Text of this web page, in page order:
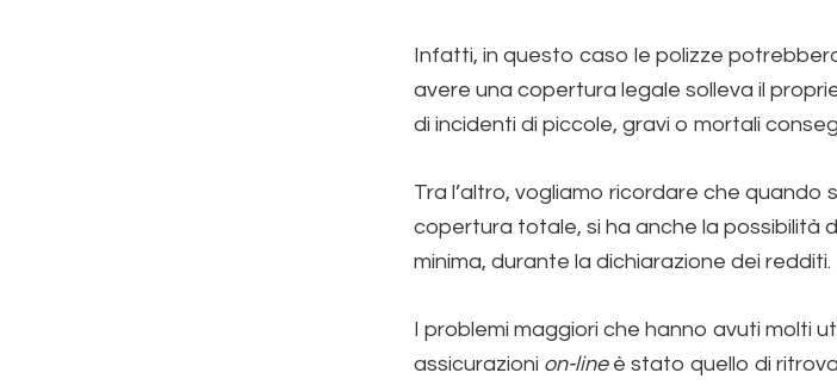
Infatti, in questo caso le polizze
avere una copertura legale solleva il
di incidenti di piccole, gravi o mortali
Tra l’altro, vogliamo ricordare che quando
copertura totale, si ha anche la possibilità
minima, durante la dichiarazione dei redditi.
I problemi maggiori che hanno avuti molti
assicurazioni on-line è stato quello di